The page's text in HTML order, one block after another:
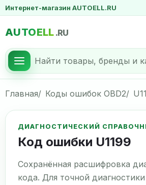
Интернет-магазин AUTOELL.RU
AUTOELL .RU
Главная Коды ошибок OBD2
ДИАГНОСТИЧЕСКИЙ
Код ошибки U1199
Сохранённая расшифровка
кода. Для точной